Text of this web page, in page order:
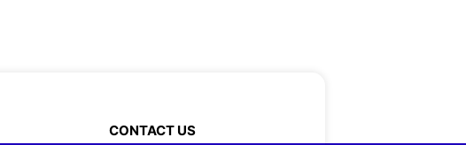
CONTACT US